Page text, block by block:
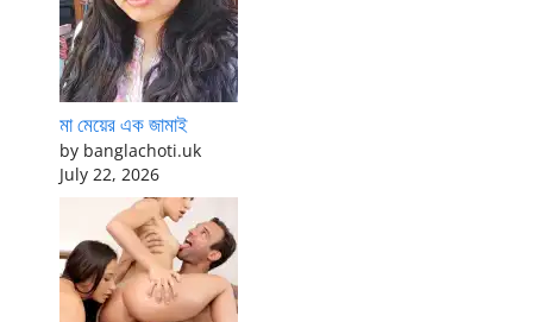
মা মেয়ের এক জামাই
by banglachoti.uk
July 22, 2026